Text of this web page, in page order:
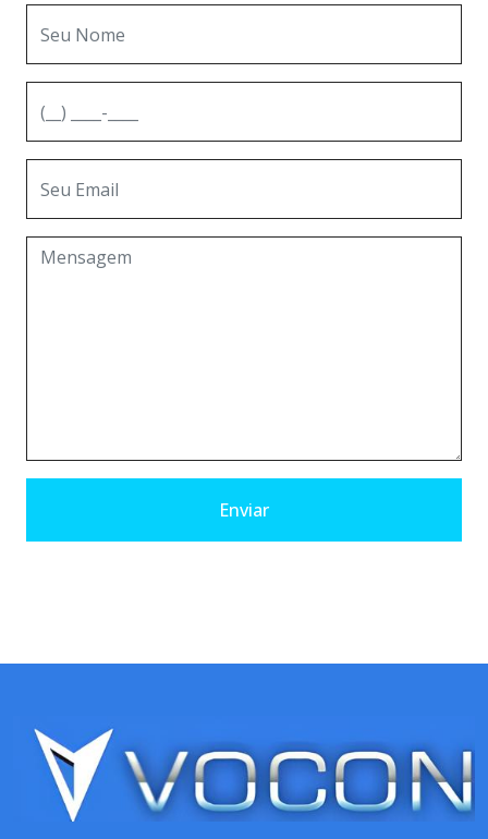
Enviar